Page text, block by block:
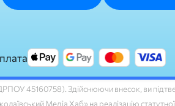
45160758). Здійснюючи внесок, ви
Медіа Хаб» на реалізацію